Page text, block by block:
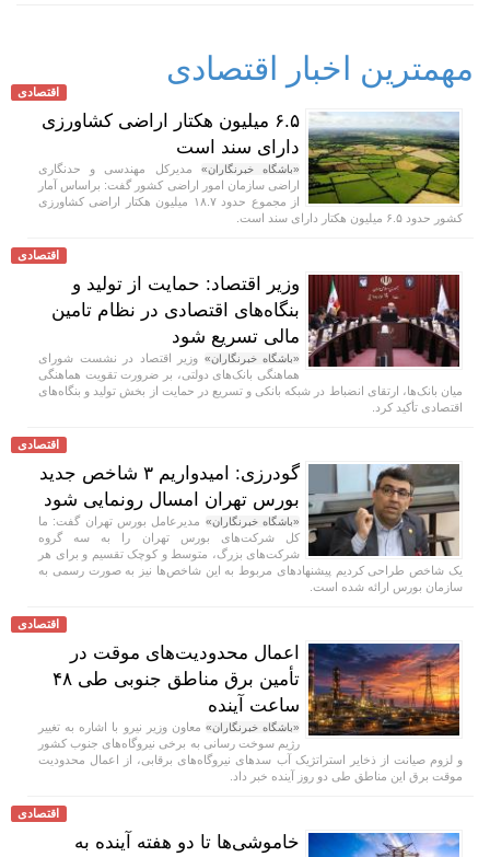
مهمترین اخبار اقتصادی
اقتصادی
۶.۵ میلیون هکتار اراضی کشاورزی
دارای سند است
«باشگاه خبرنگاران» مدیرکل مهندسی و حدنگاری
اراضی سازمان امور اراضی کشور گفت: براساس آمار
از مجموع حدود ۱۸.۷ میلیون هکتار اراضی کشاورزی
کشور حدود ۶.۵ میلیون هکتار دارای سند است.
اقتصادی
وزیر اقتصاد: حمایت از تولید و
بنگاه‌های اقتصادی در نظام تامین
مالی تسریع شود
«باشگاه خبرنگاران» وزیر اقتصاد در نشست شورای
هماهنگی بانک‌های دولتی، بر ضرورت تقویت هماهنگی
میان بانک‌ها، ارتقای انضباط در شبکه بانکی و تسریع در حمایت از بخش تولید و بنگاه‌های
اقتصادی تأکید کرد.
اقتصادی
گودرزی: امیدواریم ۳ شاخص جدید
بورس تهران امسال رونمایی شود
«باشگاه خبرنگاران» مدیرعامل بورس تهران گفت: ما
کل شرکت‌های بورس تهران را به سه گروه
شرکت‌های بزرگ، متوسط و کوچک تقسیم و برای هر
یک شاخص طراحی کردیم پیشنهاد‌های مربوط به این شاخص‌ها نیز به صورت رسمی به
سازمان بورس ارائه شده است.
اقتصادی
اعمال محدودیت‌های موقت در
تأمین برق مناطق جنوبی طی ۴۸
ساعت آینده
«باشگاه خبرنگاران» معاون وزیر نیرو با اشاره به تغییر
رژیم سوخت رسانی به برخی نیروگاه‌های جنوب کشور
و لزوم صیانت از ذخایر استراتژیک آب سد‌های نیروگاه‌های برقابی، از اعمال محدودیت‌
موقت برق این مناطق طی دو روز آینده خبر داد.
اقتصادی
خاموشی‌ها تا دو هفته آینده به